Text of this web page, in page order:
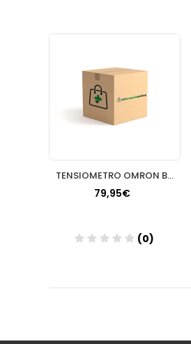
TENSIOMETRO OMRON BRAZO M3
79,95€
(0)